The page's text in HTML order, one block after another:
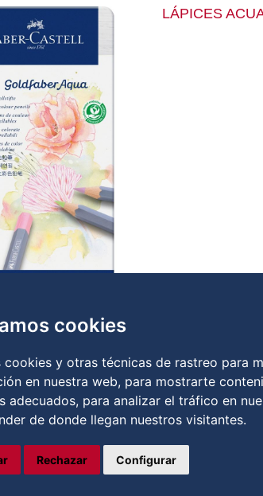
cookies
cookies y otras técnicas de rastreo para
en nuestra web, para mostrarte
adecuados, para analizar el tráfico en
de donde llegan nuestros visitantes.
Rechazar Configurar
LÁPICES
generales de venta| Política de cookies|RGPD